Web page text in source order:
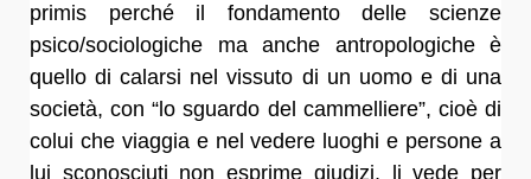
primis perché il fondamento delle scienze
psico/sociologiche ma anche antropologiche è
quello di calarsi nel vissuto di un uomo e di una
società, con “lo sguardo del cammelliere”, cioè di
colui che viaggia e nel vedere luoghi e persone a
lui sconosciuti non esprime giudizi, li vede per